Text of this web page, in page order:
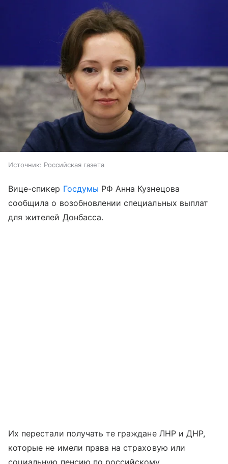
Источник: Российская газета
Вице-спикер Госдумы РФ Анна Кузнецова
сообщила о возобновлении специальных выплат
для жителей Донбасса.
Их перестали получать те граждане ЛНР и ДНР,
которые не имели права на страховую или
социальную пенсию по российскому